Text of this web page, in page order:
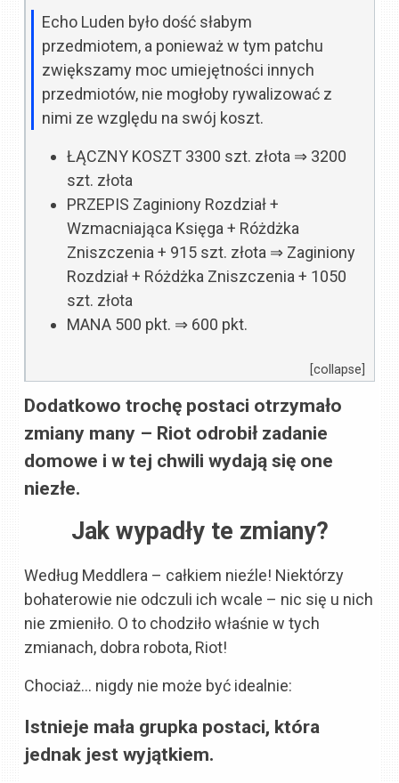
Echo Luden było dość słabym
przedmiotem, a ponieważ w tym patchu
zwiększamy moc umiejętności innych
przedmiotów, nie mogłoby rywalizować z
nimi ze względu na swój koszt.
ŁĄCZNY KOSZT 3300 szt. złota ⇒ 3200
szt. złota
PRZEPIS Zaginiony Rozdział +
Wzmacniająca Księga + Różdżka
Zniszczenia + 915 szt. złota ⇒ Zaginiony
Rozdział + Różdżka Zniszczenia + 1050
szt. złota
MANA 500 pkt. ⇒ 600 pkt.
[collapse]
Dodatkowo trochę postaci otrzymało
zmiany many – Riot odrobił zadanie
domowe i w tej chwili wydają się one
niezłe.
Jak wypadły te zmiany?
Według Meddlera – całkiem nieźle! Niektórzy
bohaterowie nie odczuli ich wcale – nic się u nich
nie zmieniło. O to chodziło właśnie w tych
zmianach, dobra robota, Riot!
Chociaż… nigdy nie może być idealnie:
Istnieje mała grupka postaci, która
jednak jest wyjątkiem.